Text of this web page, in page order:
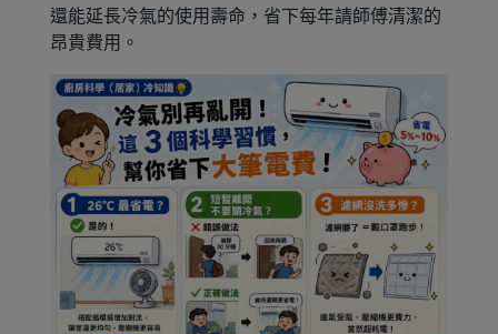
還能延長冷氣的使用壽命，省下每年請師傅清潔的
昂貴費用。